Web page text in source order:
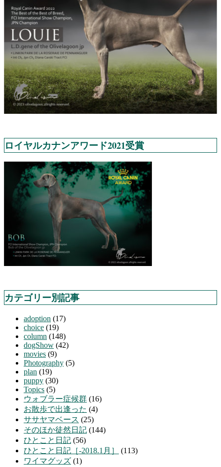
ロイヤルカナンアワード2021受賞
カテゴリー別記事
adoption (17)
choice (19)
column (148)
dogShow (42)
movies (9)
Photography (5)
plan (19)
puppy (30)
Topics (5)
ウォブラー症候群 (16)
お散歩で出逢った (4)
ササヤマベース (25)
そのほか徒然日記 (144)
ひとこと日記 (56)
ひとこと日記［-2018.1月］
(113)
ワイマグッズ (1)